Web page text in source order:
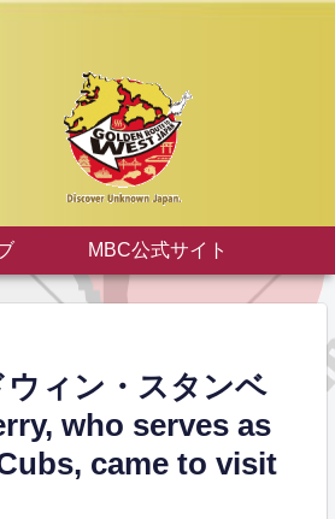
MBC公式サイト
ィン・スタンベ
who serves as
came to visit